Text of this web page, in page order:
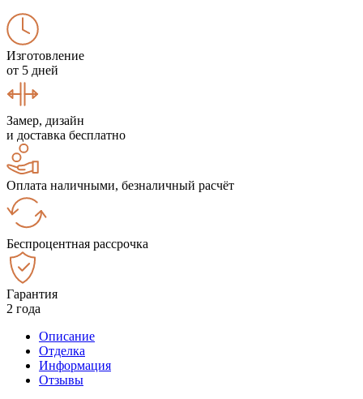
Изготовление
от 5 дней
Замер, дизайн
и доставка бесплатно
Оплата наличными, безналичный расчёт
Беспроцентная рассрочка
Гарантия
2 года
Описание
Отделка
Информация
Отзывы